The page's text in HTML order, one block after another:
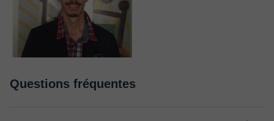
Questions fréquentes